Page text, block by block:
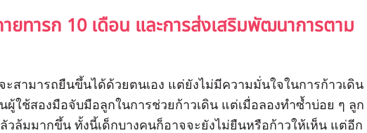
ยทารก 10 เดือน และการส่งเสริมพัฒนาการตาม
ะสามารถยืนขึ้นได้ด้วยตนเอง แต่ยังไม่มีความมั่นใจในการก้าวเดิน
ใช้สองมือจับมือลูกในการช่วยก้าวเดิน แต่เมื่อลองทำซ้ำบ่อย ๆ ลูก
วล้มมากขึ้น ทั้งนี้เด็กบางคนก็อาจจะยังไม่ยืนหรือก้าวให้เห็น แต่อีก